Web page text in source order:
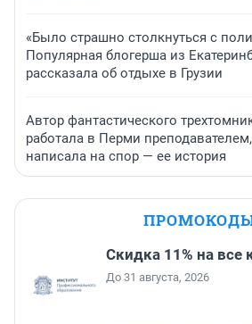
«Было страшно столкнуться с
Популярная блогерша из
рассказала об отдыхе в Грузии
Автор фантастического
работала в Перми
написала на спор — ее история
Скидка 11% на все
До 31 августа, 2026